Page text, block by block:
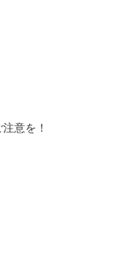
意を！